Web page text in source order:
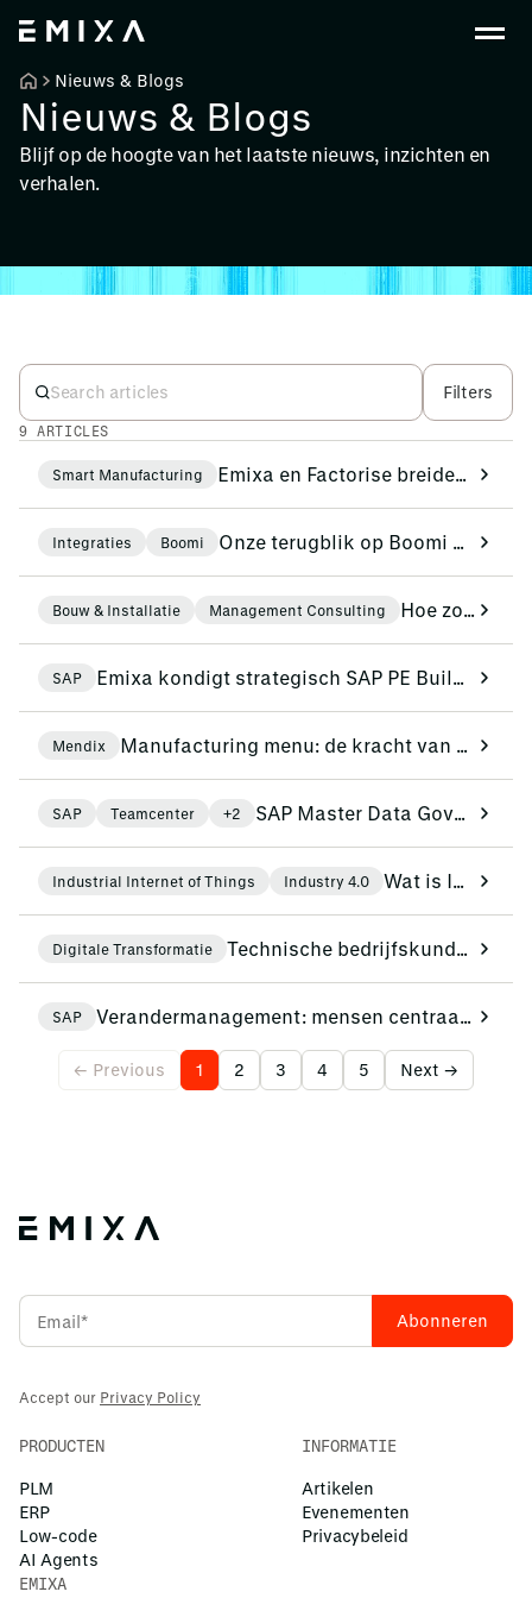
Nieuws & Blogs
Nieuws & Blogs
Blijf op de hoogte van het laatste nieuws, inzichten en
verhalen.
Filters
9 ARTICLES
Smart Manufacturing Emixa en Factorise breiden hun samenwerking in de EMEA-regio uit om de digitalisering van de werkvloer te versnellen
Integraties Boomi Onze terugblik op Boomi World Tour 2026 in Londen
Bouw & Installatie Management Consulting Hoe zorg je voor een uniforme werkwijze in een groeiend bouwbedrijf?
SAP Emixa kondigt strategisch SAP PE Build‑partnerschap aan
Mendix Manufacturing menu: de kracht van quality management en compliance
SAP Teamcenter +2 SAP Master Data Governance: gegevens omzetten in een strategisch bedrijfsmiddel
Industrial Internet of Things Industry 4.0 Wat is Industrial Internet of Things (IIoT)?
Digitale Transformatie Technische bedrijfskunde studenten duiken in de digitale wereld bij Siemens
SAP Verandermanagement: mensen centraal in SAP S/4HANA‑implementaties
← Previous 1 2 3 4 5 Next →
Accept our Privacy Policy
PRODUCTEN
PLM
ERP
Low-code
AI Agents
INFORMATIE
Artikelen
Evenementen
Privacybeleid
EMIXA